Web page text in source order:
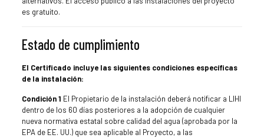
es gratuito.
Estado de cumplimiento
El Certificado incluye las siguientes condiciones específicas
de la instalación:
Condición 1 El Propietario de la instalación deberá notificar a LIHI
dentro de los 60 días posteriores a la adopción de cualquier
nueva normativa estatal sobre calidad del agua (aprobada por la
EPA de EE. UU.) que sea aplicable al Proyecto, a las